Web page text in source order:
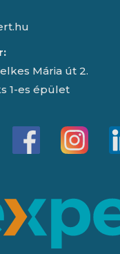
Mária út 2.
1-es épület